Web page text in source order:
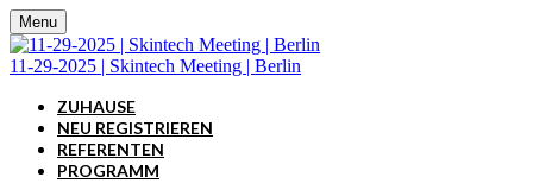
Menu
11-29-2025 | Skintech Meeting | Berlin
ZUHAUSE
NEU REGISTRIEREN
REFERENTEN
PROGRAMM